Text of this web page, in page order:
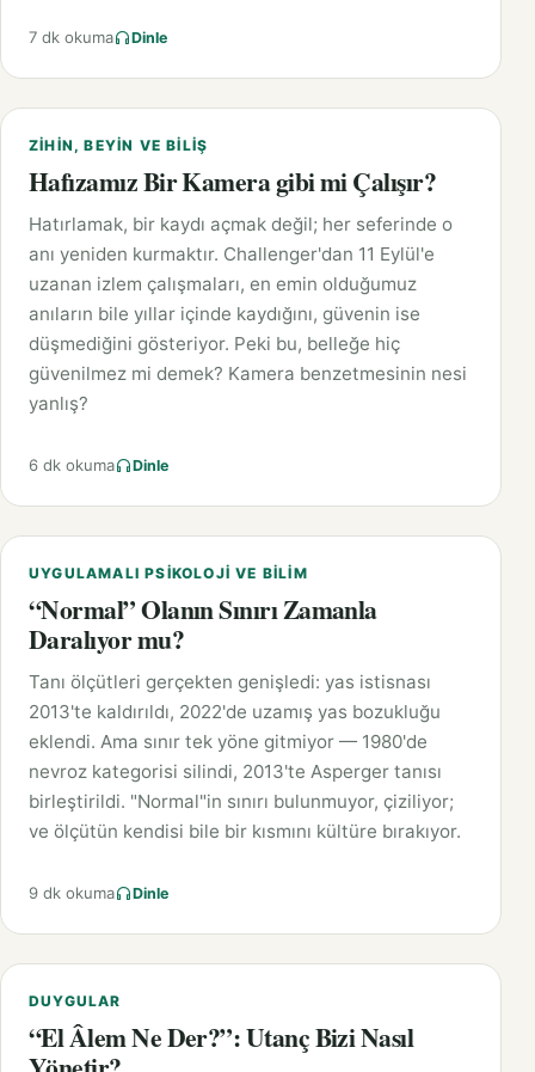
7 dk okuma Dinle
ZIHIN, BEYIN VE BILIŞ
Hafızamız Bir Kamera gibi mi Çalışır?
Hatırlamak, bir kaydı açmak değil; her seferinde o
anı yeniden kurmaktır. Challenger'dan 11 Eylül'e
uzanan izlem çalışmaları, en emin olduğumuz
anıların bile yıllar içinde kaydığını, güvenin ise
düşmediğini gösteriyor. Peki bu, belleğe hiç
güvenilmez mi demek? Kamera benzetmesinin nesi
yanlış?
6 dk okuma Dinle
UYGULAMALI PSIKOLOJI VE BILIM
“Normal” Olanın Sınırı Zamanla
Daralıyor mu?
Tanı ölçütleri gerçekten genişledi: yas istisnası
2013'te kaldırıldı, 2022'de uzamış yas bozukluğu
eklendi. Ama sınır tek yöne gitmiyor — 1980'de
nevroz kategorisi silindi, 2013'te Asperger tanısı
birleştirildi. "Normal"in sınırı bulunmuyor, çiziliyor;
ve ölçütün kendisi bile bir kısmını kültüre bırakıyor.
9 dk okuma Dinle
DUYGULAR
“El Âlem Ne Der?”: Utanç Bizi Nasıl